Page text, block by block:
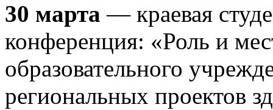
30 марта— краевая
конференция: «Роль и
образовательного
региональных проектов